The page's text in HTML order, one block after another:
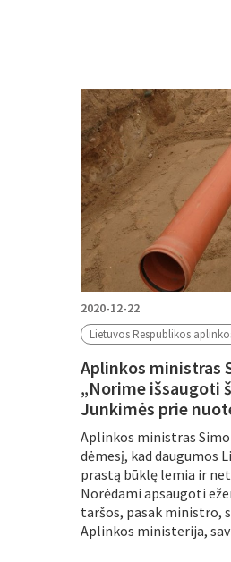
2020-12-22
Lietuvos Respublikos
Aplinkos ministras
„Norime išsaugoti
Junkimės prie
Aplinkos ministras
dėmesį, kad daugumos
prastą būklę lemia ir
Norėdami apsaugoti
taršos, pasak ministro,
Aplinkos ministerija,